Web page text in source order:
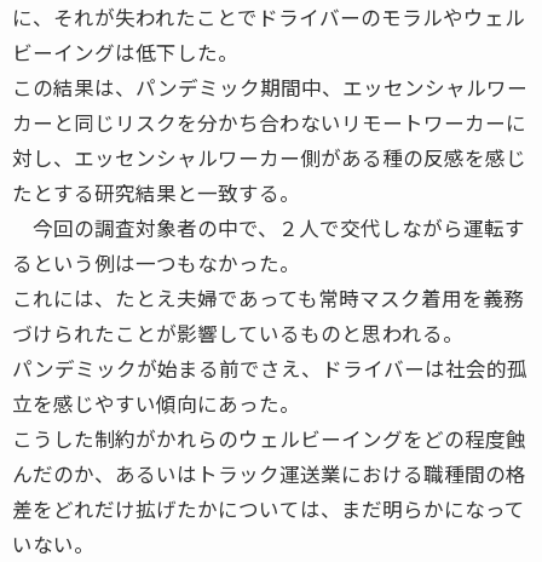
に、それが失われたことでドライバーのモラルやウェル
ビーイングは低下した。
この結果は、パンデミック期間中、エッセンシャルワー
カーと同じリスクを分かち合わないリモートワーカーに
対し、エッセンシャルワーカー側がある種の反感を感じ
たとする研究結果と一致する。
今回の調査対象者の中で、２人で交代しながら運転す
るという例は一つもなかった。
これには、たとえ夫婦であっても常時マスク着用を義務
づけられたことが影響しているものと思われる。
パンデミックが始まる前でさえ、ドライバーは社会的孤
立を感じやすい傾向にあった。
こうした制約がかれらのウェルビーイングをどの程度蝕
んだのか、あるいはトラック運送業における職種間の格
差をどれだけ拡げたかについては、まだ明らかになって
いない。